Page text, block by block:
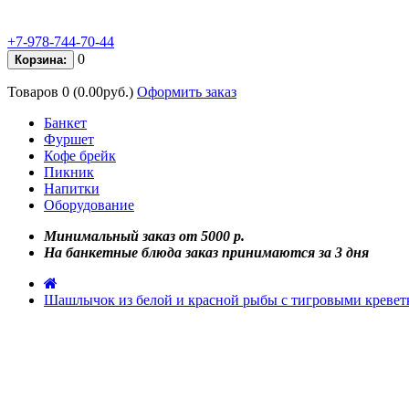
+7-978-744-70-44
Корзина: 0
Товаров 0 (0.00руб.) Оформить заказ
Банкет
Фуршет
Кофе брейк
Пикник
Напитки
Оборудование
Минимальный заказ от 5000 р.
На банкетные блюда заказ принимаются за 3 дня
Шашлычок из белой и красной рыбы с тигровыми